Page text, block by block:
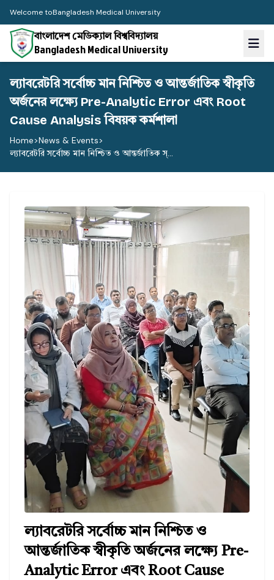
Welcome toBangladesh Medical University
বাংলাদেশ মেডিক্যাল বিশ্ববিদ্যালয়
Bangladesh Medical University
ল্যাবরেটরি সর্বোচ্চ মান নিশ্চিত ও আন্তর্জাতিক স্বীকৃতি
অর্জনের লক্ষ্যে Pre-Analytic Error এবং Root
Cause Analysis বিষয়ক কর্মশালা
Home>News & Events>
ল্যাবরেটরি সর্বোচ্চ মান নিশ্চিত ও আন্তর্জাতিক স্...
ল্যাবরেটরি সর্বোচ্চ মান নিশ্চিত ও
আন্তর্জাতিক স্বীকৃতি অর্জনের লক্ষ্যে Pre-
Analytic Error এবং Root Cause